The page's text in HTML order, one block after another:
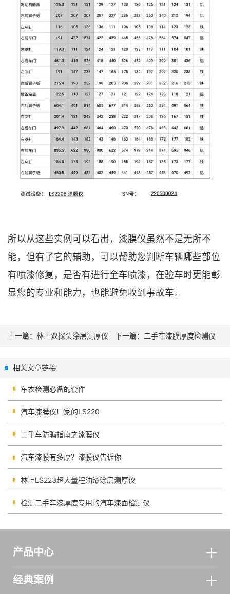
所以从这些实例可以看出，漆膜仪虽然不是无所不
能，但有了它的辅助，可以帮助您判断车辆哪些部位
有喷漆修复，是否有进行全车喷漆，在验车时更能彰
显您的专业和能力，也能避免收到事故车。
上一篇： 林上双探头涂层测厚仪 下一篇： 二手车漆膜厚度检测仪
相关文章链接
车衣检测必备的套件
汽车漆膜仪厂家的LS220
二手车防骗指南之漆膜仪
汽车漆膜有多厚？漆膜仪告诉你
林上LS223超大量程油漆涂层测厚仪
检测二手车漆厚度专用的汽车漆面检测仪
产品中心
经典案例